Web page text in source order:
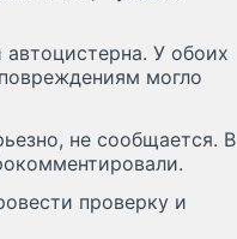
У обоих
могло
не сообщается. В
проверку и